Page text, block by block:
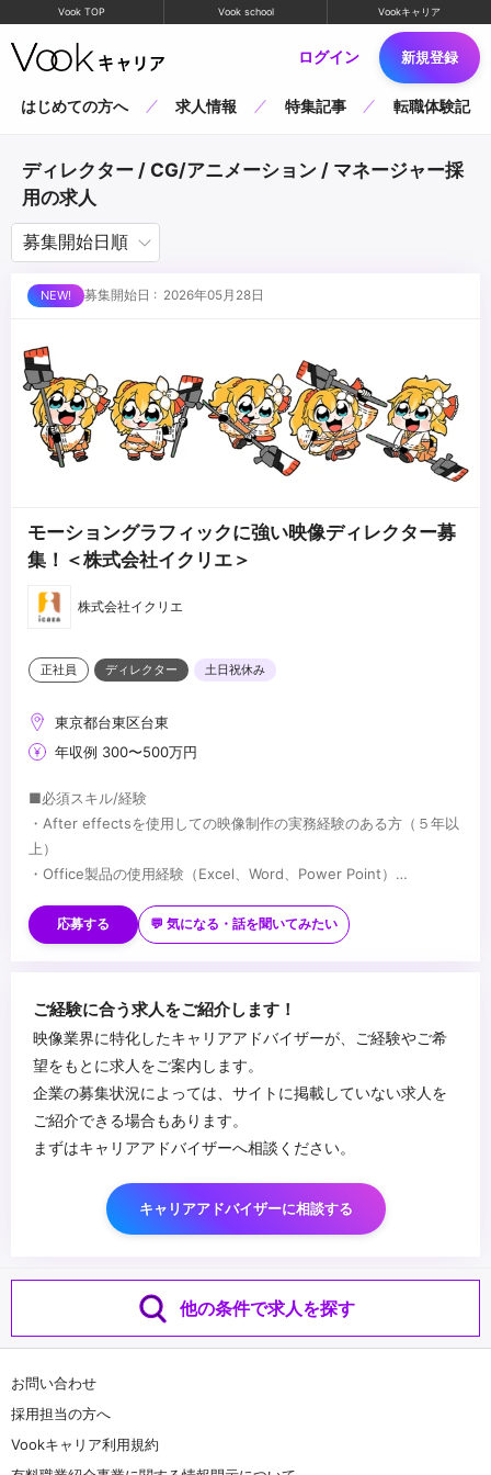
Vook TOP Vook school Vookキャリア
ログイン 新規登録
はじめての方へ 求人情報 特集記事 転職体験記
ディレクター / CG/アニメーション / マネージャー採
用の求人
募集開始日 : 2026年05月28日
モーショングラフィックに強い映像ディレクター募
集！＜株式会社イクリエ＞
株式会社イクリエ
正社員 ディレクター 土日祝休み
東京都台東区台東
年収例 300〜500万円
■必須スキル/経験
・After effectsを使⽤しての映像制作の実務経験のある⽅（５年以
上）
・Office製品の使用経験（Excel、Word、Power Point）
・クライアントとの要件定義を行い、プロジェクトマネジメント経
験のある方（５年以上）
・プロジェクトリーダー・プロジェクトマネージャーの実務経験
└Office製品の使用経験（Excel、Word、Power Point）
・スキルサブ
└photoshop
└Live2Dの知識
└イラストレーター
【求める人物像】
・キャラクターコンテンツ業界で幅広く活躍したい⼈
・コンテンツのトレンドにアンテナを張っている
・最新ツールの技術にアンテナを張っている
・内部・外部とのコミュニケーション能⼒がある
・イラストアニメーションの制作経験または制作知識のある⽅
...
応募する 💬 気になる・話を聞いてみたい
ご経験に合う求人をご紹介します！
映像業界に特化したキャリアアドバイザーが、ご経験やご希
望をもとに求人をご案内します。
企業の募集状況によっては、サイトに掲載していない求人を
ご紹介できる場合もあります。
まずはキャリアアドバイザーへ相談ください。
キャリアアドバイザーに相談する
他の条件で求人を探す
お問い合わせ
採用担当の方へ
Vookキャリア利用規約